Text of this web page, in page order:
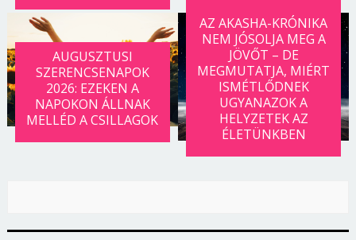
AUGUSZTUSI
SZERENCSENAPOK
2026: EZEKEN A
NAPOKON ÁLLNAK
MELLÉD A CSILLAGOK
AZ AKASHA-KRÓNIKA
NEM JÓSOLJA MEG A
JÖVŐT – DE
MEGMUTATJA, MIÉRT
ISMÉTLŐDNEK
UGYANAZOK A
HELYZETEK AZ
ÉLETÜNKBEN
Borsonline bejelentkezés